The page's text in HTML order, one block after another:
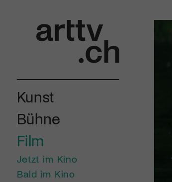
Kunst
Bühne
Film
Jetzt im Kino
Bald im Kino